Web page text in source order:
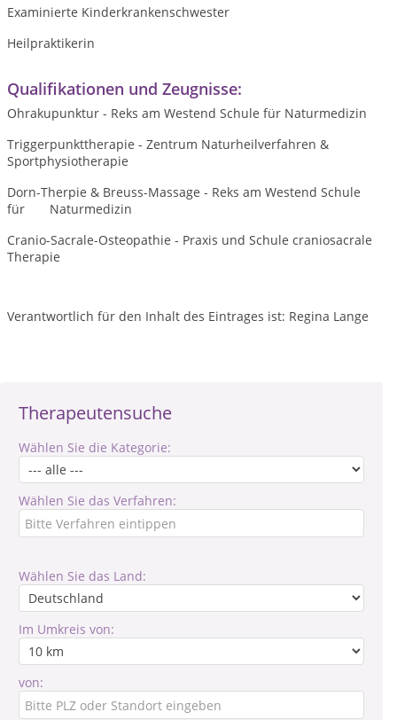
Therapeutensuche
Wählen Sie die Kategorie:
Wählen Sie das Verfahren:
Wählen Sie das Land:
Im Umkreis von:
von:
Examinierte Kinderkrankenschwester
Heilpraktikerin
Qualifikationen und Zeugnisse:
Ohrakupunktur - Reks am Westend Schule für Naturmedizin
Triggerpunkttherapie - Zentrum Naturheilverfahren &
Sportphysiotherapie
Dorn-Therpie & Breuss-Massage - Reks am Westend Schule
für Naturmedizin
Cranio-Sacrale-Osteopathie - Praxis und Schule craniosacrale
Therapie
Verantwortlich für den Inhalt des Eintrages ist: Regina Lange